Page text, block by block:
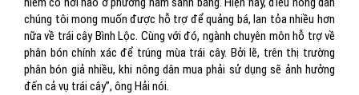
chúng tôi mong muốn được hỗ trợ để quảng bá, lan tỏa nhiều hơn
nữa về trái cây Bình Lộc. Cùng với đó, ngành chuyên môn hỗ trợ về
phân bón chính xác để trúng mùa trái cây. Bởi lẽ, trên thị trường
phân bón giả nhiều, khi nông dân mua phải sử dụng sẽ ảnh hưởng
đến cả vụ trái cây”, ông Hải nói.